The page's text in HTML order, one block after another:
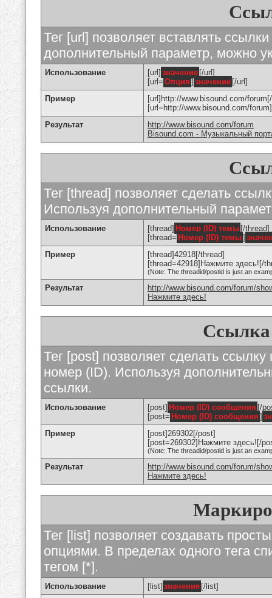
Тег [url] позволяет вставлять
дополнительный параметр, можно
Использование [url] значение [/url]
[url= Опция ] значение [/url]
Пример
[url]http://www.bisound.com/
[url=http://www.bisound.com/
Результат
http://www.bisound.com/forum
Bisound.com - Музыкальный
Тег [thread] позволяет сделать
Используя дополнительный
Использование [thread] Номер (ID) темы [/thread]
[thread= Номер (ID) темы]
Пример
[thread]42918[/thread]
[thread=42918]Нажмите здесь![/
(Note: The threadid/postid is just an
Результат
http://www.bisound.com/forum/
Нажмите здесь!
Ссылка
Тег [post] позволяет сделать
номер (ID). Используя
ссылки.
Использование [post] Номер (ID) сообщения [/
[post= Номер (ID) сообщения ]
Пример
[post]269302[/post]
[post=269302]Нажмите здесь![/
(Note: The threadid/postid is just an
Результат
http://www.bisound.com/forum/
Нажмите здесь!
Тег [list] позволяет создавать
опциями. В пределах одного тега
тегом [*].
Использование [list] значение [/list]